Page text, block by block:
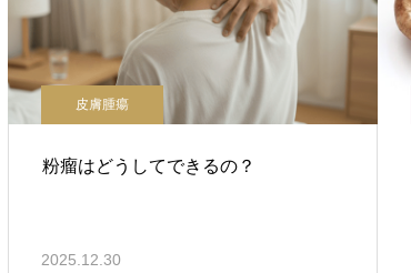
皮膚腫瘍
粉瘤はどうしてできるの？
2025.12.30